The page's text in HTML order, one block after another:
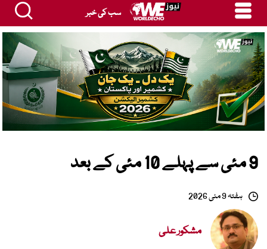
سب کی خبر
9 مئی سے پہلے 10 مئی کے بعد
ہفتہ 9 مئی 2026
مشکور علی